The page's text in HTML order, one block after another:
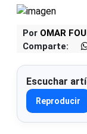
Por OMAR
Comparte:
Escuchar
Reproducir